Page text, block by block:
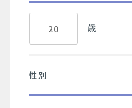
歳
性別